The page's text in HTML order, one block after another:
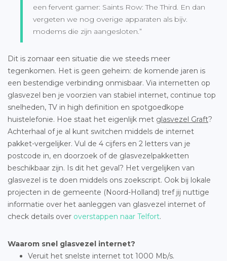
een fervent gamer: Saints Row: The Third. En dan
vergeten we nog overige apparaten als bijv.
modems die zijn aangesloten.”
Dit is zomaar een situatie die we steeds meer
tegenkomen. Het is geen geheim: de komende jaren is
een bestendige verbinding onmisbaar. Via internetten op
glasvezel ben je voorzien van stabiel internet, continue top
snelheden, TV in high definition en spotgoedkope
huistelefonie. Hoe staat het eigenlijk met glasvezel Graft?
Achterhaal of je al kunt switchen middels de internet
pakket-vergelijker. Vul de 4 cijfers en 2 letters van je
postcode in, en doorzoek of de glasvezelpakketten
beschikbaar zijn. Is dit het geval? Het vergelijken van
glasvezel is te doen middels ons zoekscript. Ook bij lokale
projecten in de gemeente (Noord-Holland) tref jij nuttige
informatie over het aanleggen van glasvezel internet of
check details over overstappen naar Telfort.
Waarom snel glasvezel internet?
Veruit het snelste internet tot 1000 Mb/s.